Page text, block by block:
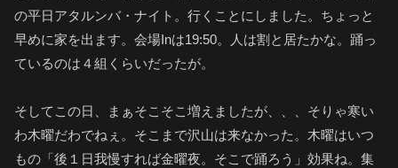
の平日アタルンバ・ナイト。行くことにしました。ちょっと
早めに家を出ます。会場Inは19:50。人は割と居たかな。踊っ
ているのは４組くらいだったが。
そしてこの日、まぁそこそこ増えましたが、、、そりゃ寒い
わ木曜だわでねぇ。そこまで沢山は来なかった。木曜はいつ
もの「後１日我慢すれば金曜夜。そこで踊ろう」効果ね。集